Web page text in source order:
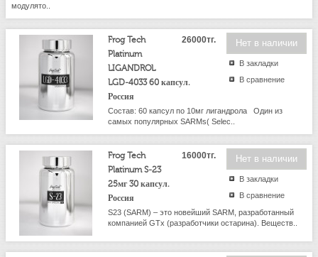
модулято..
Нет в наличии
В закладки
В сравнение
26000тг.
Frog Tech
Platinum
LIGANDROL
LGD-4033 60 капсул.
Россия
Состав: 60 капсул по 10мг лигандрола Один из
самых популярных SARMs( Selec..
Нет в наличии
В закладки
В сравнение
16000тг.
Frog Tech
Platinum S-23
25мг 30 капсул.
Россия
S23 (SARM) – это новейший SARM, разработанный
компанией GTx (разработчики остарина). Веществ..